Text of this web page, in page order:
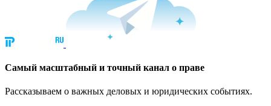
Cамый масштабный и точный канал о праве
Рассказываем о важных деловых и юридических событиях.